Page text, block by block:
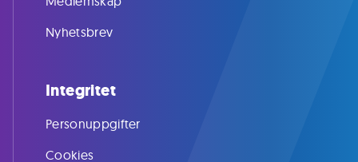
Nyhetsbrev
Integritet
Personuppgifter
Cookies